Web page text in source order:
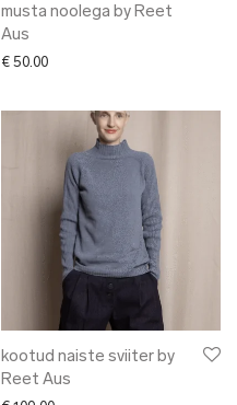
musta noolega by Reet
Aus
€ 50.00
kootud naiste sviiter by
Reet Aus